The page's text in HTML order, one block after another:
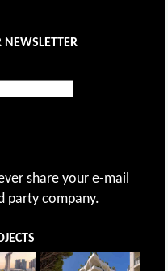
NEWSLETTER
share your e-mail
party company.